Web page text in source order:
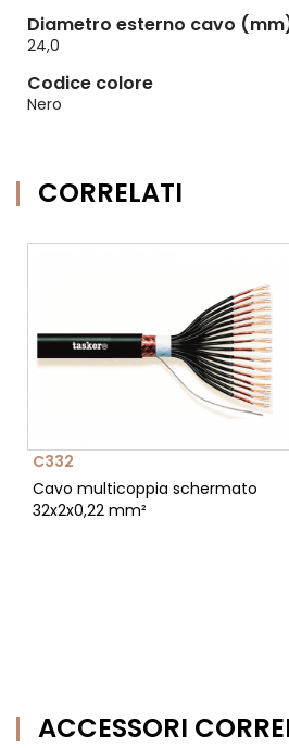
Diametro esterno cavo
24,0
Codice colore
Nero
CORRELATI
C332
Cavo multicoppia schermato
32x2x0,22 mm²
ACCESSORI